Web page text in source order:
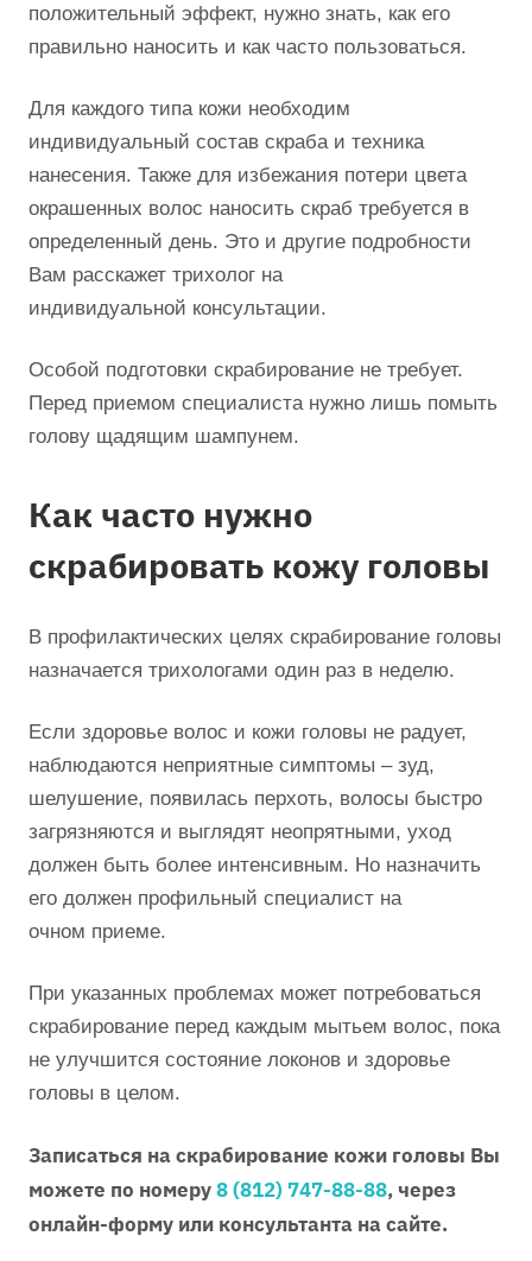
положительный эффект, нужно знать, как его
правильно наносить и как часто пользоваться.
Для каждого типа кожи необходим
индивидуальный состав скраба и техника
нанесения. Также для избежания потери цвета
окрашенных волос наносить скраб требуется в
определенный день. Это и другие подробности
Вам расскажет трихолог на
индивидуальной консультации.
Особой подготовки скрабирование не требует.
Перед приемом специалиста нужно лишь помыть
голову щадящим шампунем.
Как часто нужно
скрабировать кожу головы
В профилактических целях скрабирование головы
назначается трихологами один раз в неделю.
Если здоровье волос и кожи головы не радует,
наблюдаются неприятные симптомы – зуд,
шелушение, появилась перхоть, волосы быстро
загрязняются и выглядят неопрятными, уход
должен быть более интенсивным. Но назначить
его должен профильный специалист на
очном приеме.
При указанных проблемах может потребоваться
скрабирование перед каждым мытьем волос, пока
не улучшится состояние локонов и здоровье
головы в целом.
Записаться на скрабирование кожи головы Вы
можете по номеру8 (812) 747-88-88, через
онлайн-форму или консультанта на сайте.